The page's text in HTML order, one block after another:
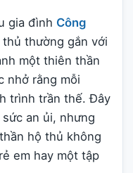
gia đình Công
thường gắn với
một thiên thần
nhở rằng mỗi
trình trần thế. Đây
an ủi, nhưng
hộ thủ không
em hay một tập